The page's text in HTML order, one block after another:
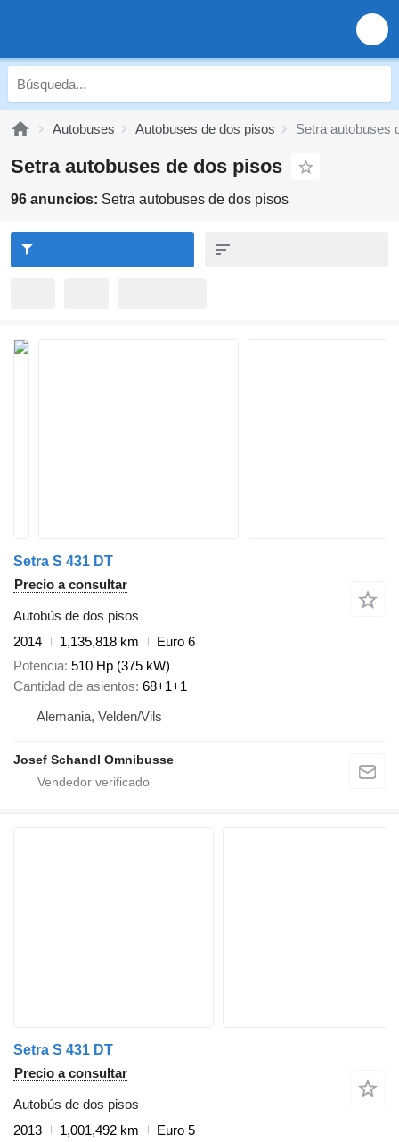
Autobuses Autobuses de dos pisos Setra autobuses
Setra autobuses de dos pisos
96 anuncios: Setra autobuses de dos pisos
Setra S 431 DT
Precio a consultar
Autobús de dos pisos
2014
1,135,818 km
Euro 6
Potencia 510 Hp (375 kW)
Cantidad de asientos 68+1+1
Alemania, Velden/Vils
Josef Schandl Omnibusse
Setra S 431 DT
Precio a consultar
Autobús de dos pisos
2013
1,001,492 km
Euro 5